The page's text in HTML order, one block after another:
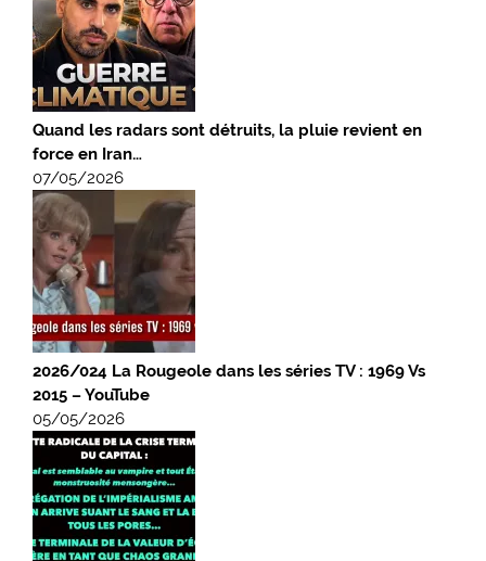
Quand les radars sont détruits, la pluie revient en
force en Iran…
07/05/2026
2026/024 La Rougeole dans les séries TV : 1969 Vs
2015 – YouTube
05/05/2026